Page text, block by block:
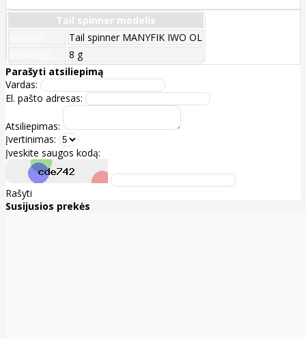
Tail spinner modelis
Tail spinner MANYFIK IWO OL
8 g
Parašyti atsiliepimą
Vardas:
El. pašto adresas:
Atsiliepimas:
Įvertinimas:
Įveskite saugos kodą:
Rašyti
Susijusios prekės